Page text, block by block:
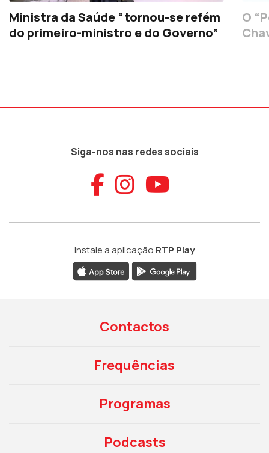
Ministra da Saúde “tornou-se refém
do primeiro-ministro e do Governo”
O
Siga-nos nas redes sociais
Aceder ao
Aceder ao
Aceder
Instale a aplicação RTP Play
Contactos
Frequências
Programas
Podcasts